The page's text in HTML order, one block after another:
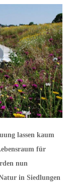
lassen kaum
für
nun
in Siedlungen